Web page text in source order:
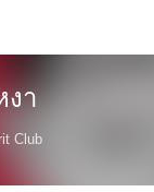
งา
Club